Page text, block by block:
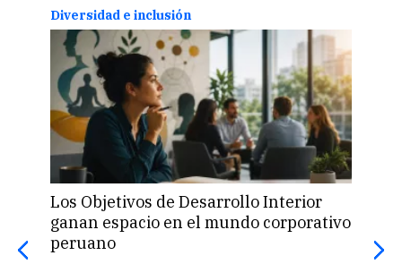
Diversidad e inclusión
Los Objetivos de Desarrollo Interior
ganan espacio en el mundo corporativo
peruano
29